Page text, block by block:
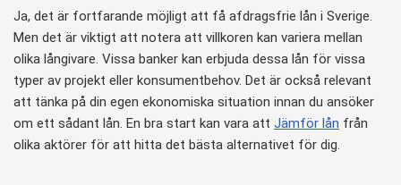
Ja, det är fortfarande möjligt att få afdragsfrie lån i Sverige.
Men det är viktigt att notera att villkoren kan variera mellan
olika långivare. Vissa banker kan erbjuda dessa lån för vissa
typer av projekt eller konsumentbehov. Det är också relevant
att tänka på din egen ekonomiska situation innan du ansöker
om ett sådant lån. En bra start kan vara att Jämför lån från
olika aktörer för att hitta det bästa alternativet för dig.